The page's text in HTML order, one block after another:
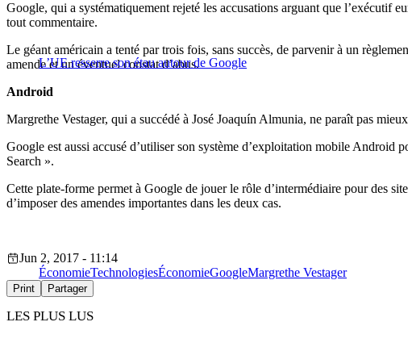
Google, qui a systématiquement rejeté les accusations arguant que l’exécutif
tout commentaire.
L’UE resserre son étau autour de Google
Le géant américain a tenté par trois fois, sans succès, de parvenir à un
amende et un éventuel constat d’abus.
Android
Margrethe Vestager, qui a succédé à José Joaquín Almunia, ne paraît pas
Google est aussi accusé d’utiliser son système d’exploitation mobile Android
Search ».
Cette plate-forme permet à Google de jouer le rôle d’intermédiaire pour des
d’imposer des amendes importantes dans les deux cas.
Jun 2, 2017 - 11:14
ÉconomieTechnologiesÉconomieGoogleMargrethe Vestager
Print Partager
LES PLUS LUS